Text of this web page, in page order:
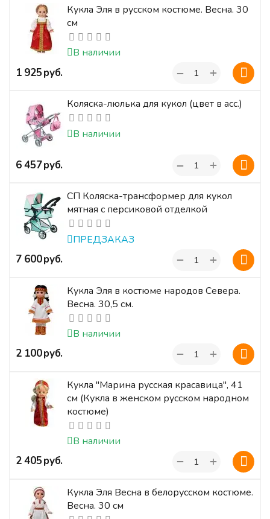
Кукла Эля в русском костюме. Весна. 30
см
В наличии
‍1 925‍руб. +
−
Коляска-люлька для кукол (цвет в асс.)
В наличии
‍6 457‍руб. +
−
СП Коляска-трансформер для кукол
мятная с персиковой отделкой
ПРЕДЗАКАЗ
‍7 600‍руб. +
−
Кукла Эля в костюме народов Севера.
Весна. 30,5 см.
В наличии
‍2 100‍руб. +
−
Кукла "Марина русская красавица", 41
см (Кукла в женском русском народном
костюме)
В наличии
‍2 405‍руб. +
−
Кукла Эля Весна в белорусском костюме.
Весна. 30 см